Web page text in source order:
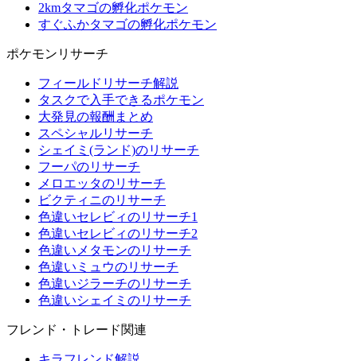
2kmタマゴの孵化ポケモン
すぐふかタマゴの孵化ポケモン
ポケモンリサーチ
フィールドリサーチ解説
タスクで入手できるポケモン
大発見の報酬まとめ
スペシャルリサーチ
シェイミ(ランド)のリサーチ
フーパのリサーチ
メロエッタのリサーチ
ビクティニのリサーチ
色違いセレビィのリサーチ1
色違いセレビィのリサーチ2
色違いメタモンのリサーチ
色違いミュウのリサーチ
色違いジラーチのリサーチ
色違いシェイミのリサーチ
フレンド・トレード関連